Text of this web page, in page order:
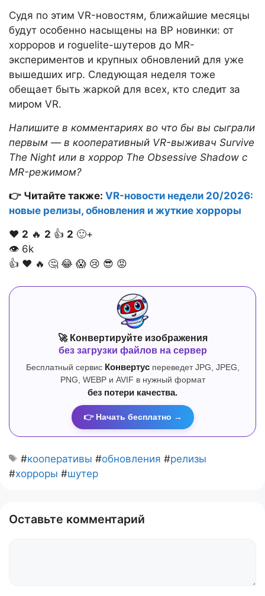
Судя по этим VR-новостям, ближайшие месяцы
будут особенно насыщены на ВР новинки: от
хорроров и roguelite-шутеров до MR-
экспериментов и крупных обновлений для уже
вышедших игр. Следующая неделя тоже
обещает быть жаркой для всех, кто следит за
миром VR.
Напишите в комментариях во что бы вы сыграли
первым — в кооперативный VR-выживач Survive
The Night или в хоррор The Obsessive Shadow с
MR-режимом?
👉 Читайте также: VR-новости недели 20/2026:
новые релизы, обновления и жуткие хорроры
❤️ 2 🔥 2 👍 2 🙂+
👁 6k
👍 ❤️ 🔥 🤔 😂 😱 😢 😎 😡
🚀 Конвертируйте изображения
без загрузки файлов на сервер
Бесплатный сервис Конвертуспереведет JPG, JPEG,
PNG, WEBP и AVIF в нужный формат
без потери качества.
👉 Начать бесплатно →
#кооперативы #обновления #релизы
#хорроры #шутер
Оставьте комментарий